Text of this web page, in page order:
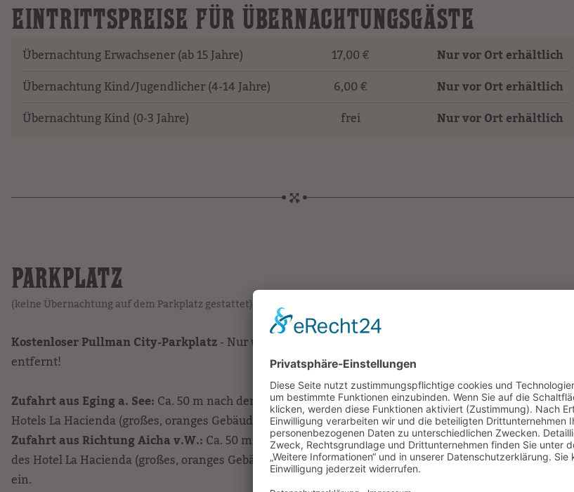
EINTRITTSPREISE FÜR ÜBERNACHTUNGSGÄSTE
Übernachtung Erwachsener (ab 15 Jahre) 17,00 €
Nur vor Ort erhältlich
Übernachtung Kind/Jugendlicher (4-14 Jahre)
6,00 €
Nur vor Ort erhältlich
Übernachtung Kind (0-3 Jahre)
frei Nur vor Ort erhältlich
PARKPLATZ
(keine Übernachtung auf dem Parkplatz gestattet)
Kostenloser Pullman City-Parkplatz- Nur wenige Meter vom Haupteingang der Westernstadt
entfernt!
Zufahrt aus Eging a. See:Ca. 50 m nach dem Haupteingang der Westernstadt biegen Sie auf Höhe des
Hotels La Hacienda (großes, oranges Gebäude) links zum Pullman City-Parkplatz ein.
Zufahrt aus Richtung Aicha v.W.:Ca. 50 m vor dem Haupteingang der Westernstadt, direkt auf Höhe
des Hotel La Hacienda (großes, oranges Gebäude) biegen Sie scharf rechts zum Pullman City-Parkplatz
ein.